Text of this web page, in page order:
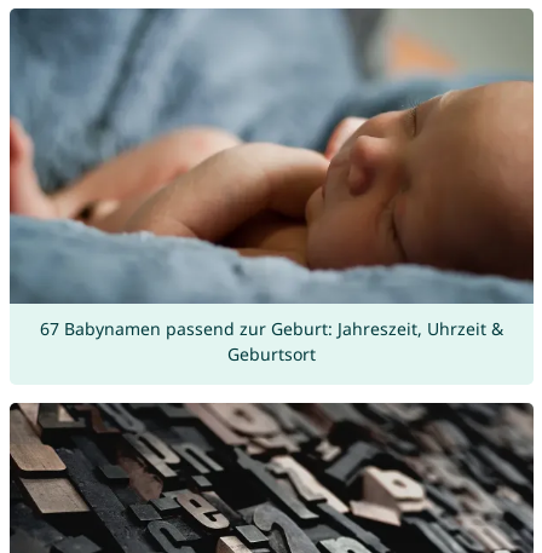
67 Babynamen passend zur Geburt: Jahreszeit, Uhrzeit &
Geburtsort